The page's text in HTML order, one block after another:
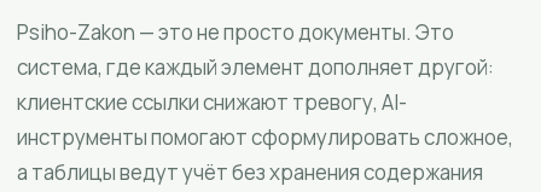
Psiho-Zakon — это не просто документы. Это
система, где каждый элемент дополняет другой:
клиентские ссылки снижают тревогу, AI-
инструменты помогают сформулировать сложное,
а таблицы ведут учёт без хранения содержания